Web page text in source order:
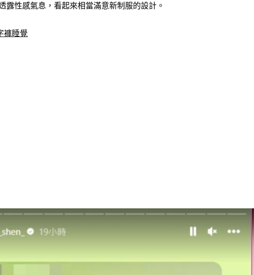
露性感氣息，看起來相當滿意新制服的設計。
褲睡覺